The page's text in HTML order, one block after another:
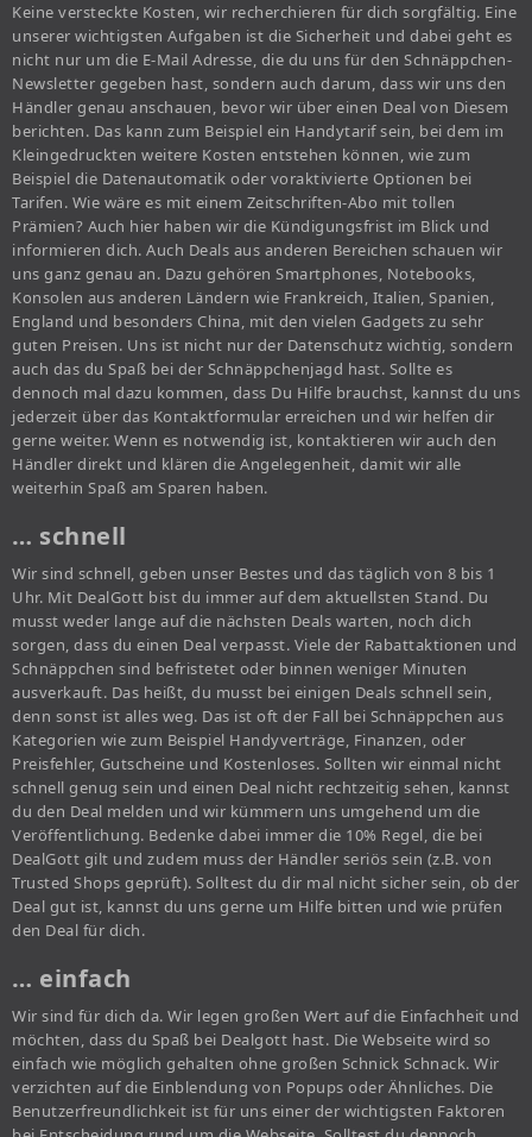
Keine versteckte Kosten, wir recherchieren für dich sorgfältig. Eine
unserer wichtigsten Aufgaben ist die Sicherheit und dabei geht es
nicht nur um die E-Mail Adresse, die du uns für den Schnäppchen-
Newsletter gegeben hast, sondern auch darum, dass wir uns den
Händler genau anschauen, bevor wir über einen Deal von Diesem
berichten. Das kann zum Beispiel ein Handytarif sein, bei dem im
Kleingedruckten weitere Kosten entstehen können, wie zum
Beispiel die Datenautomatik oder voraktivierte Optionen bei
Tarifen. Wie wäre es mit einem Zeitschriften-Abo mit tollen
Prämien? Auch hier haben wir die Kündigungsfrist im Blick und
informieren dich. Auch Deals aus anderen Bereichen schauen wir
uns ganz genau an. Dazu gehören Smartphones, Notebooks,
Konsolen aus anderen Ländern wie Frankreich, Italien, Spanien,
England und besonders China, mit den vielen Gadgets zu sehr
guten Preisen. Uns ist nicht nur der Datenschutz wichtig, sondern
auch das du Spaß bei der Schnäppchenjagd hast. Sollte es
dennoch mal dazu kommen, dass Du Hilfe brauchst, kannst du uns
jederzeit über das Kontaktformular erreichen und wir helfen dir
gerne weiter. Wenn es notwendig ist, kontaktieren wir auch den
Händler direkt und klären die Angelegenheit, damit wir alle
weiterhin Spaß am Sparen haben.
… schnell
Wir sind schnell, geben unser Bestes und das täglich von 8 bis 1
Uhr. Mit DealGott bist du immer auf dem aktuellsten Stand. Du
musst weder lange auf die nächsten Deals warten, noch dich
sorgen, dass du einen Deal verpasst. Viele der Rabattaktionen und
Schnäppchen sind befristetet oder binnen weniger Minuten
ausverkauft. Das heißt, du musst bei einigen Deals schnell sein,
denn sonst ist alles weg. Das ist oft der Fall bei Schnäppchen aus
Kategorien wie zum Beispiel Handyverträge, Finanzen, oder
Preisfehler, Gutscheine und Kostenloses. Sollten wir einmal nicht
schnell genug sein und einen Deal nicht rechtzeitig sehen, kannst
du den Deal melden und wir kümmern uns umgehend um die
Veröffentlichung. Bedenke dabei immer die 10% Regel, die bei
DealGott gilt und zudem muss der Händler seriös sein (z.B. von
Trusted Shops geprüft). Solltest du dir mal nicht sicher sein, ob der
Deal gut ist, kannst du uns gerne um Hilfe bitten und wie prüfen
den Deal für dich.
… einfach
Wir sind für dich da. Wir legen großen Wert auf die Einfachheit und
möchten, dass du Spaß bei Dealgott hast. Die Webseite wird so
einfach wie möglich gehalten ohne großen Schnick Schnack. Wir
verzichten auf die Einblendung von Popups oder Ähnliches. Die
Benutzerfreundlichkeit ist für uns einer der wichtigsten Faktoren